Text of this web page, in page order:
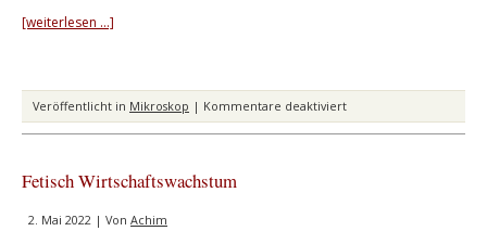
[weiterlesen …]
Veröffentlicht in Mikroskop | Kommentare deaktiviertfür
Postmoderne
Fetisch Wirtschaftswachstum
2. Mai 2022 | Von Achim